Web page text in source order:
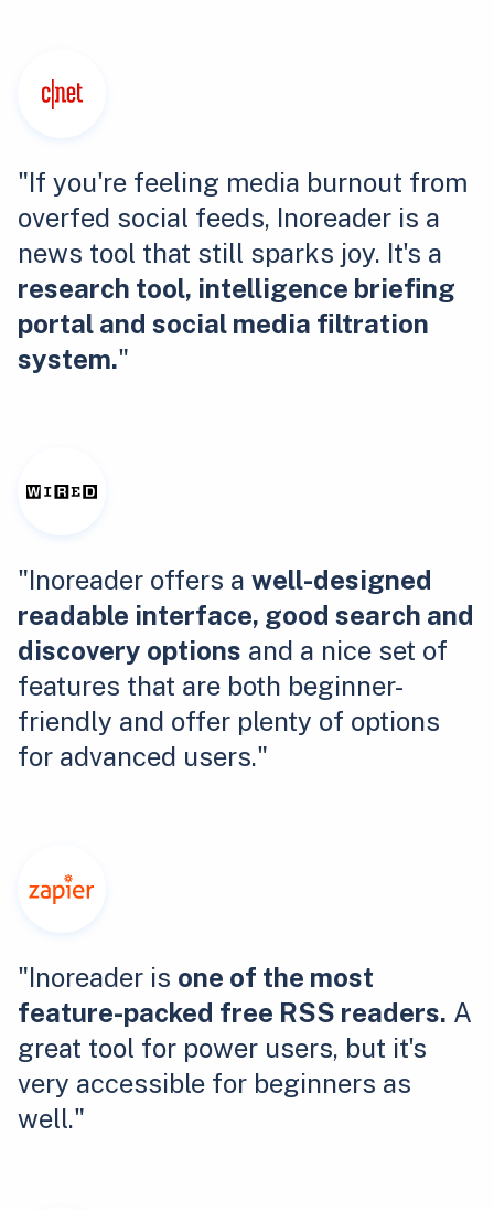
"If you're feeling media burnout from
overfed social feeds, Inoreader is a
news tool that still sparks joy. It's a
research tool, intelligence briefing
portal and social media filtration
system."
"Inoreader offers a well-designed
readable interface, good search and
discovery options and a nice set of
features that are both beginner-
friendly and offer plenty of options
for advanced users."
"Inoreader is one of the most
feature-packed free RSS readers. A
great tool for power users, but it's
very accessible for beginners as
well."